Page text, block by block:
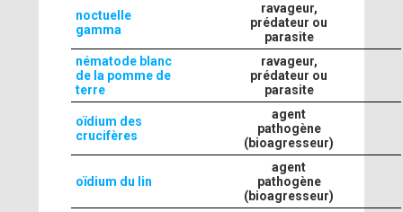
noctuelle
gamma
ravageur,
prédateur ou
parasite
nématode blanc
de la pomme de
terre
ravageur,
prédateur ou
parasite
oïdium des
crucifères
agent
pathogène
(bioagresseur)
oïdium du lin
agent
pathogène
(bioagresseur)